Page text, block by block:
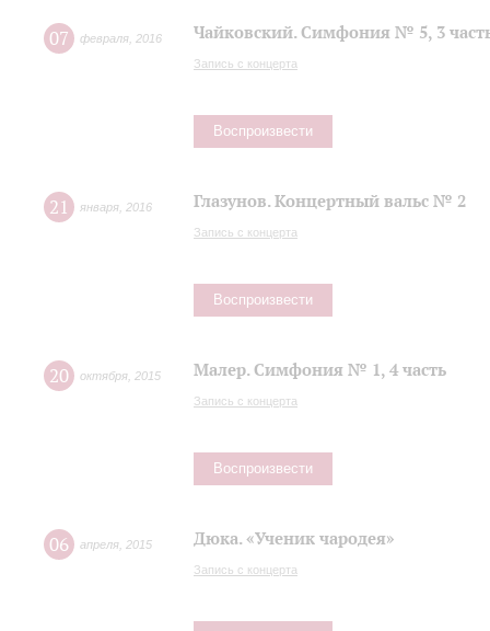
07 февраля 2016 Чайковский. Симфония № 5, 3
Запись с концерта
Воспроизвести
21 января 2016 Глазунов. Концертный вальс № 2
Запись с концерта
Воспроизвести
20 октября 2015 Малер. Симфония № 1, 4 часть
Запись с концерта
Воспроизвести
06 апреля 2015 Дюка. «Ученик чародея»
Запись с концерта